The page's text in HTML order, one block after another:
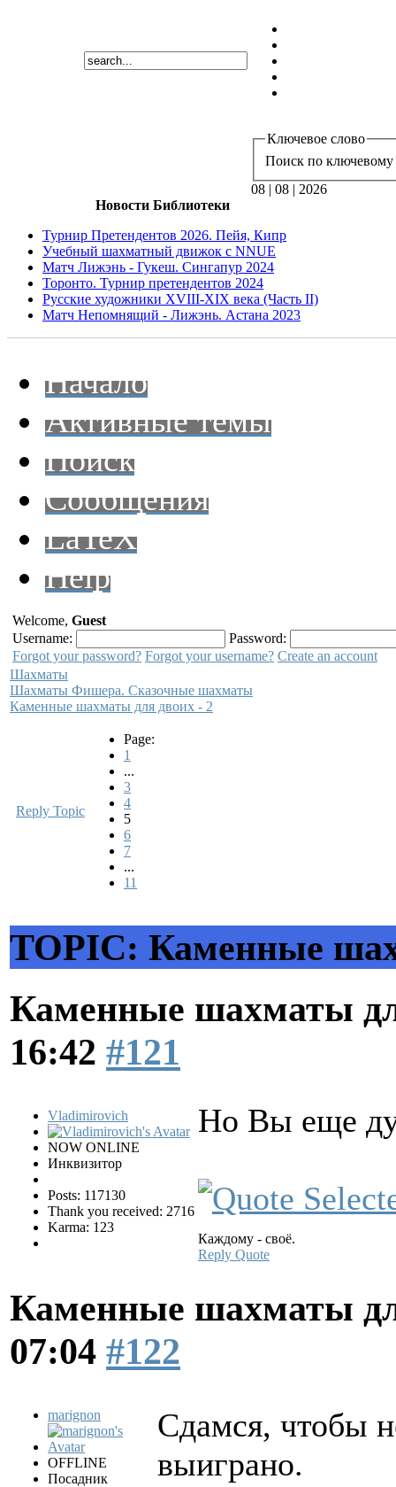
Ключевое слово
Поиск по ключевому
08 | 08 | 2026
Новости Библиотеки
Турнир Претендентов 2026. Пейя, Кипр
Учебный шахматный движок с NNUE
Матч Лижэнь - Гукеш. Сингапур 2024
Торонто. Турнир претендентов 2024
Русские художники XVIII-XIX века (Часть II)
Матч Непомнящий - Лижэнь. Астана 2023
Начало
Активные темы
Поиск
Сообщения
LaTeX
Help
Welcome, Guest
Username:
Password:
Forgot your password? Forgot your username? Create an account
Шахматы
Шахматы Фишера. Сказочные шахматы
Каменные шахматы для двоих - 2
Reply Topic
Page:
1
...
3
4
5
6
7
...
11
TOPIC: Каменные
Каменные шахматы
16:42 #121
Vladimirovich
NOW ONLINE
Инквизитор
Posts: 117130
Thank you received: 2716
Karma: 123
Но Вы еще
Каждому - своё.
Reply Quote
Каменные шахматы
07:04 #122
marignon
OFFLINE
Посадник
Сдамся, чтобы
выиграно.